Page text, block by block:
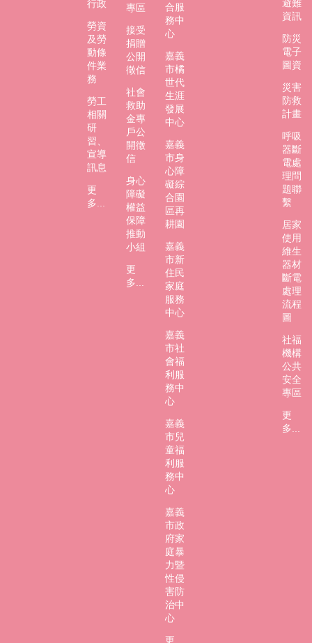
行政
勞資
及勞
動條
件業
務
勞工
相關
研
習、
宣導
訊息
更
多...
專區
接受
捐贈
公開
徵信
社會
救助
金專
戶公
開徵
信
身心
障礙
權益
保障
推動
小組
更
多...
合服
務中
心
嘉義
市橘
世代
生涯
發展
中心
嘉義
市身
心障
礙綜
合園
區再
耕園
嘉義
市新
住民
家庭
服務
中心
嘉義
市社
會福
利服
務中
心
嘉義
市兒
童福
利服
務中
心
嘉義
市政
府家
庭暴
力暨
性侵
害防
治中
心
更
避難
資訊
防災
電子
圖資
災害
防救
計畫
呼吸
器斷
電處
理問
題聯
繫
居家
使用
維生
器材
斷電
處理
流程
圖
社福
機構
公共
安全
專區
更
多...